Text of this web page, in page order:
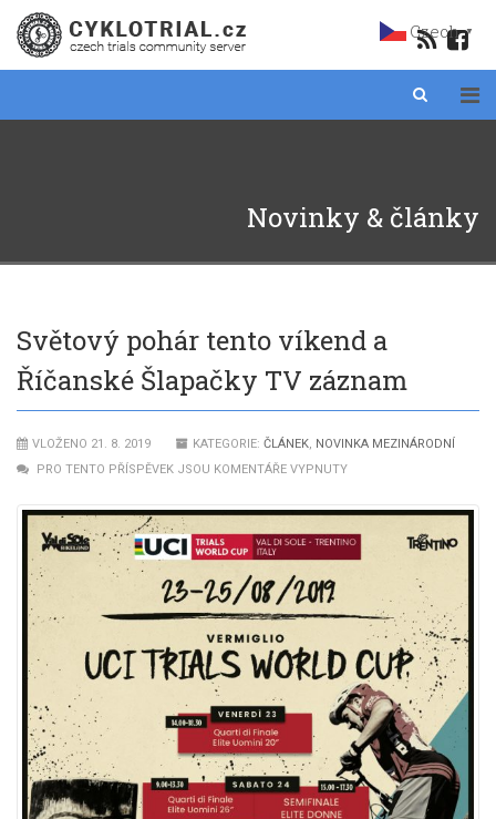
Novinky & články
Světový pohár tento víkend a
Říčanské Šlapačky TV záznam
VLOŽENO 21. 8. 2019 KATEGORIE: ČLÁNEK, NOVINKA MEZINÁRODNÍ
PRO TENTO PŘÍSPĚVEK JSOU KOMENTÁŘE VYPNUTY
Czech ▼